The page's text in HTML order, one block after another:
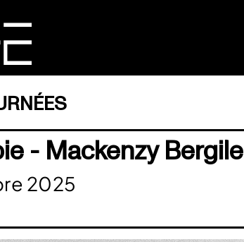
- Mackenzy Bergile
2025